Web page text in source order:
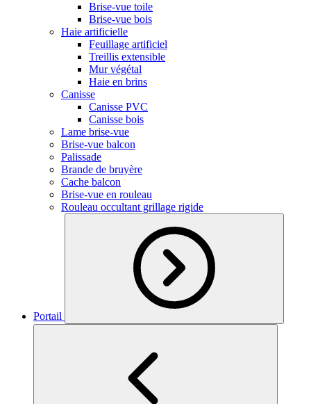
Brise-vue toile
Brise-vue bois
Haie artificielle
Feuillage artificiel
Treillis extensible
Mur végétal
Haie en brins
Canisse
Canisse PVC
Canisse bois
Lame brise-vue
Brise-vue balcon
Palissade
Brande de bruyère
Cache balcon
Brise-vue en rouleau
Rouleau occultant grillage rigide
Portail